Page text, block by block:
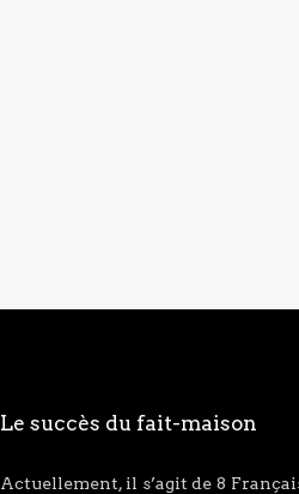
Le succès du fait-maison
Actuellement, il s’agit de 8